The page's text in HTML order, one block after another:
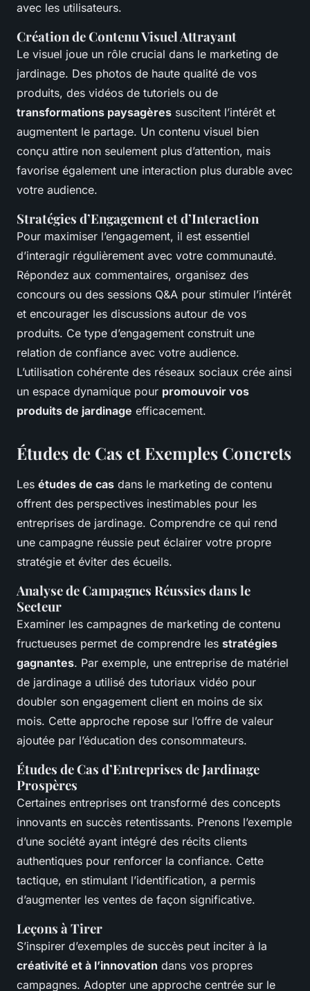
avec les utilisateurs.
Création de Contenu Visuel Attrayant
Le visuel joue un rôle crucial dans le marketing de
jardinage. Des photos de haute qualité de vos
produits, des vidéos de tutoriels ou de
transformations paysagères suscitent l’intérêt et
augmentent le partage. Un contenu visuel bien
conçu attire non seulement plus d’attention, mais
favorise également une interaction plus durable avec
votre audience.
Stratégies d’Engagement et d’Interaction
Pour maximiser l’engagement, il est essentiel
d’interagir régulièrement avec votre communauté.
Répondez aux commentaires, organisez des
concours ou des sessions Q&A pour stimuler l’intérêt
et encourager les discussions autour de vos
produits. Ce type d’engagement construit une
relation de confiance avec votre audience.
L’utilisation cohérente des réseaux sociaux crée ainsi
un espace dynamique pour promouvoir vos
produits de jardinage efficacement.
Études de Cas et Exemples Concrets
Les études de cas dans le marketing de contenu
offrent des perspectives inestimables pour les
entreprises de jardinage. Comprendre ce qui rend
une campagne réussie peut éclairer votre propre
stratégie et éviter des écueils.
Analyse de Campagnes Réussies dans le
Secteur
Examiner les campagnes de marketing de contenu
fructueuses permet de comprendre les stratégies
gagnantes. Par exemple, une entreprise de matériel
de jardinage a utilisé des tutoriaux vidéo pour
doubler son engagement client en moins de six
mois. Cette approche repose sur l’offre de valeur
ajoutée par l’éducation des consommateurs.
Études de Cas d’Entreprises de Jardinage
Prospères
Certaines entreprises ont transformé des concepts
innovants en succès retentissants. Prenons l’exemple
d’une société ayant intégré des récits clients
authentiques pour renforcer la confiance. Cette
tactique, en stimulant l’identification, a permis
d’augmenter les ventes de façon significative.
Leçons à Tirer
S’inspirer d’exemples de succès peut inciter à la
créativité et à l’innovation dans vos propres
campagnes. Adopter une approche centrée sur le